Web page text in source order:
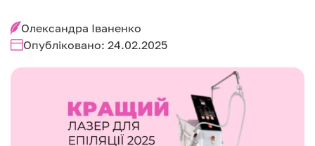
Олександра Іваненко
Опубліковано: 24.02.2025